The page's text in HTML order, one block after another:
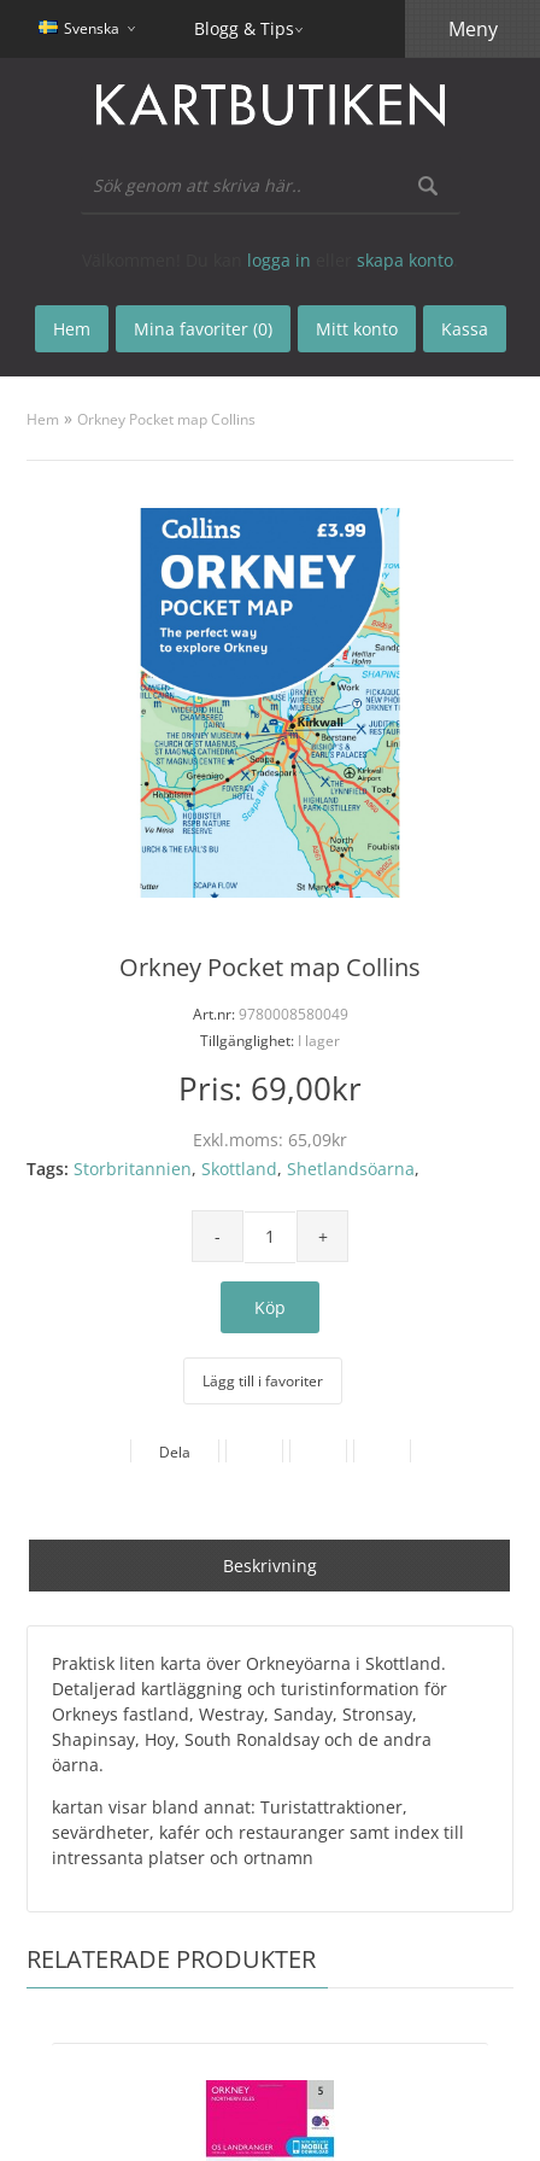
Svenska Blogg & Tips
logga in skapa konto
Hem Mina favoriter (0) Mitt konto Kassa
Meny
Hem » Orkney Pocket map Collins
Orkney Pocket map Collins
Art.nr:9780008580049
Tillgänglighet: I lager
Pris: 69,00kr
Exkl.moms: 65,09kr
Tags: Storbritannien,Skottland,Shetlandsöarna,
Lägg till i favoriter
Dela
Beskrivning
Praktisk liten karta över Orkneyöarna i Skottland.
Detaljerad kartläggning och turistinformation för
Orkneys fastland, Westray, Sanday, Stronsay,
Shapinsay, Hoy, South Ronaldsay och de andra
öarna.
kartan visar bland annat: Turistattraktioner,
sevärdheter, kafér och restauranger samt index till
intressanta platser och ortnamn
RELATERADE PRODUKTER